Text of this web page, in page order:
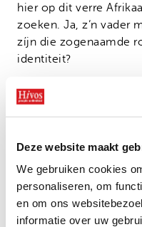
Deze website maakt
We gebruiken cookies
personaliseren, om
en om ons
informatie over uw
hier op dit verre
zoeken. Ja, z’n vader
zíjn die zogenaamde
identiteit?
Hij wordt niet eens
Uitgejouwd door een
Hier is Miguel, die
eerste en zeker ook
krijgt op z’n reis, die
vormend blijkt, met
metgezel.